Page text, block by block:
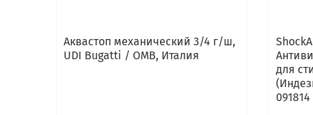
Аквастоп механический 3/4 г/ш,
UDI Bugatti / OMB, Италия
для
091814